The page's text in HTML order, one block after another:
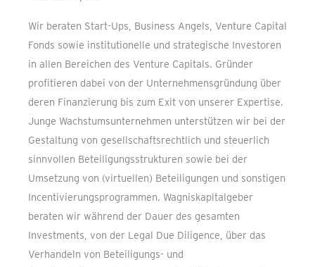
Wir beraten Start-Ups, Business Angels, Venture Capital
Fonds sowie institutionelle und strategische Investoren
in allen Bereichen des Venture Capitals. Gründer
profitieren dabei von der Unternehmensgründung über
deren Finanzierung bis zum Exit von unserer Expertise.
Junge Wachstumsunternehmen unterstützen wir bei der
Gestaltung von gesellschaftsrechtlich und steuerlich
sinnvollen Beteiligungsstrukturen sowie bei der
Umsetzung von (virtuellen) Beteiligungen und sonstigen
Incentivierungsprogrammen. Wagniskapitalgeber
beraten wir während der Dauer des gesamten
Investments, von der Legal Due Diligence, über das
Verhandeln von Beteiligungs- und